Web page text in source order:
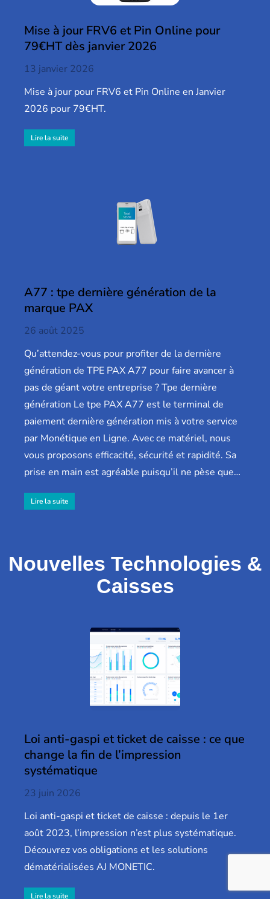
Mise à jour FRV6 et Pin Online pour
79€HT dès janvier 2026
13 janvier 2026
Mise à jour pour FRV6 et Pin Online en Janvier
2026 pour 79€HT.
Lire la suite
A77 : tpe dernière génération de la
marque PAX
26 août 2025
Qu’attendez-vous pour profiter de la dernière
génération de TPE PAX A77 pour faire avancer à
pas de géant votre entreprise ? Tpe dernière
génération Le tpe PAX A77 est le terminal de
paiement dernière génération mis à votre service
par Monétique en Ligne. Avec ce matériel, nous
vous proposons efficacité, sécurité et rapidité. Sa
prise en main est agréable puisqu’il ne pèse que…
Lire la suite
Nouvelles Technologies &
Caisses
Loi anti-gaspi et ticket de caisse : ce que
change la fin de l’impression
systématique
23 juin 2026
Loi anti-gaspi et ticket de caisse : depuis le 1er
août 2023, l’impression n’est plus systématique.
Découvrez vos obligations et les solutions
dématérialisées AJ MONETIC.
Lire la suite